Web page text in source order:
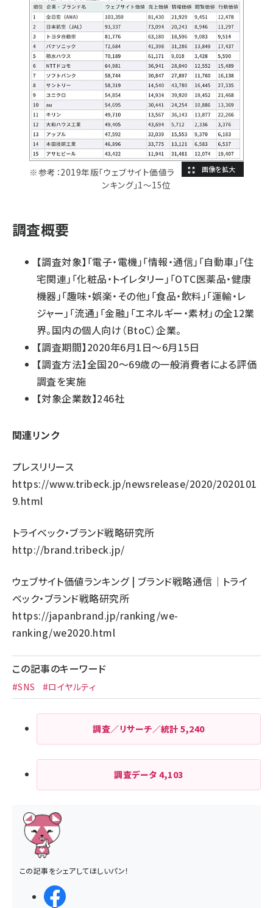
※参考：2019年版「ウェブサイト価値ラ
ンキング」1～15位
調査概要
【調査対象】「電子・電機」「情報・通信」「自動車」「住
宅関連」「化粧品・トイレタリー」「OTC医薬品・健康
機器」「趣味・娯楽・その他」「食品・飲料」「運輸・レ
ジャー」「流通」「金融」「エネルギー・素材」の全12業
界。国内の個人向け（BtoC）企業。
【調査期間】2020年6月1日～6月15日
【調査方法】全国20～69歳の一般消費者による評価
調査を実施
【対象企業数】246社
関連リンク
プレスリリース
https://www.tribeck.jp/newsrelease/2020/2020101
9.html
トライベック・ブランド戦略研究所
http://brand.tribeck.jp/
ウェブサイト価値ランキング | ブランド戦略通信│トライ
ベック・ブランド戦略研究所
https://japanbrand.jp/ranking/we-
ranking/we2020.html
この記事のキーワード
#SNS #ロイヤルティ
調査／リサーチ／統計5,240
調査データ4,103
この記事をシェアしてほしいパン！